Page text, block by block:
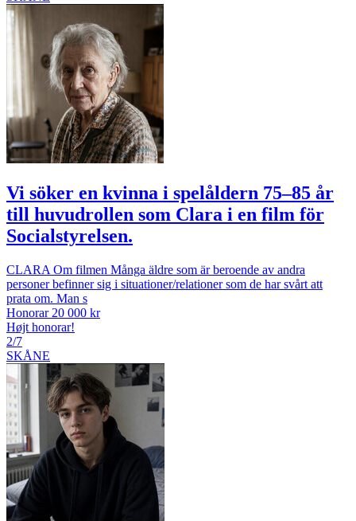
Vi söker en kvinna i spelåldern 75–85 år
till huvudrollen som Clara i en film för
Socialstyrelsen.
CLARA Om filmen Många äldre som är beroende av andra
personer befinner sig i situationer/relationer som de har svårt att
prata om. Man s
Honorar 20 000 kr
Højt honorar!
2/7
SKÅNE